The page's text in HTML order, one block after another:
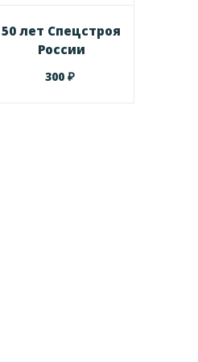
50 лет Спецстроя
России
300₽